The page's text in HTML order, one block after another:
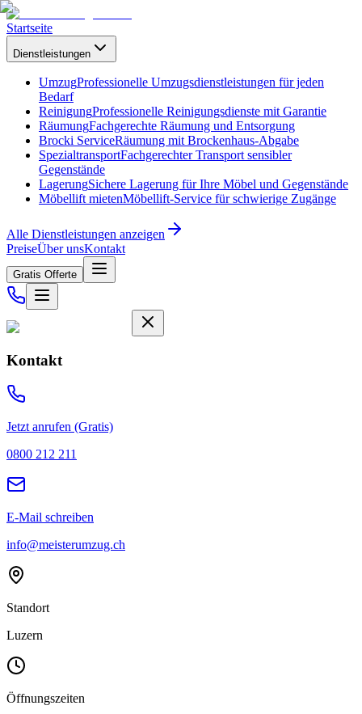
Startseite
Dienstleistungen
UmzugProfessionelle Umzugsdienstleistungen für jeden
Bedarf
ReinigungProfessionelle Reinigungsdienste mit Garantie
RäumungFachgerechte Räumung und Entsorgung
Brocki ServiceRäumung mit Brockenhaus-Abgabe
SpezialtransportFachgerechter Transport sensibler
Gegenstände
LagerungSichere Lagerung für Ihre Möbel und Gegenstände
Möbellift mietenMöbellift-Service für schwierige Zugänge
Alle Dienstleistungen anzeigen
PreiseÜber unsKontakt
Gratis Offerte
Kontakt
Jetzt anrufen (Gratis)
0800 212 211
E-Mail schreiben
info@meisterumzug.ch
Standort
Luzern
Öffnungszeiten